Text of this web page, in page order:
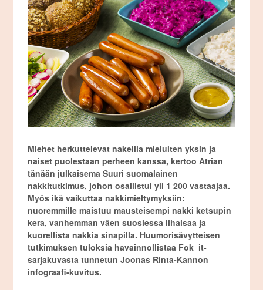
Miehet herkuttelevat nakeilla mieluiten yksin ja
naiset puolestaan perheen kanssa, kertoo Atrian
tänään julkaisema Suuri suomalainen
nakkitutkimus, johon osallistui yli 1 200 vastaajaa.
Myös ikä vaikuttaa nakkimieltymyksiin:
nuoremmille maistuu mausteisempi nakki ketsupin
kera, vanhemman väen suosiessa lihaisaa ja
kuorellista nakkia sinapilla. Huumorisävytteisen
tutkimuksen tuloksia havainnollistaa Fok_it-
sarjakuvasta tunnetun Joonas Rinta-Kannon
infograafi-kuvitus.